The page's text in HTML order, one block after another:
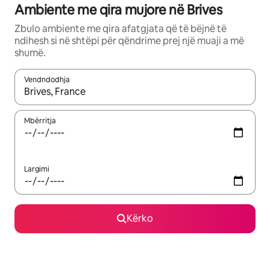
Ambiente me qira mujore në Brives
Zbulo ambiente me qira afatgjata që të bëjnë të
ndihesh si në shtëpi për qëndrime prej një muaji a më
shumë.
Vendndodhja
Kur rezultatet të jenë të disponueshme, lëviz me butonat e
Mbërritja
Largimi
Kërko